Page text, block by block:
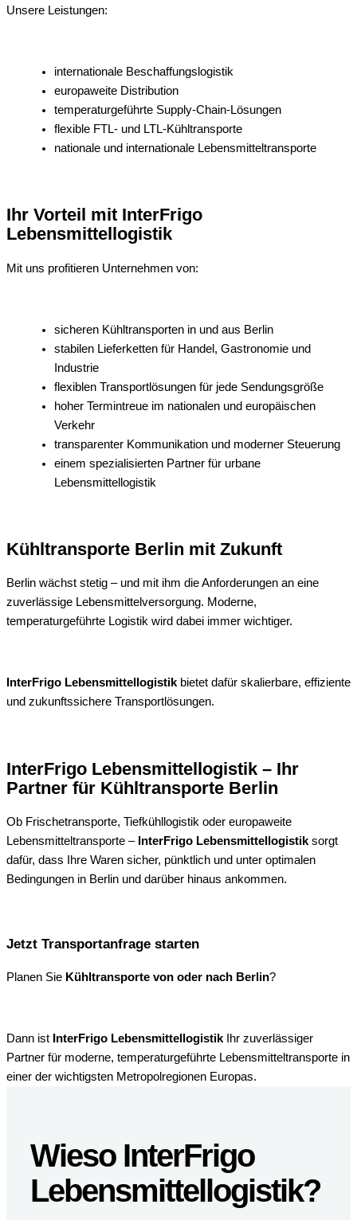
Unsere Leistungen:
internationale Beschaffungslogistik
europaweite Distribution
temperaturgeführte Supply-Chain-Lösungen
flexible FTL- und LTL-Kühltransporte
nationale und internationale Lebensmitteltransporte
Ihr Vorteil mit InterFrigo
Lebensmittellogistik
Mit uns profitieren Unternehmen von:
sicheren Kühltransporten in und aus Berlin
stabilen Lieferketten für Handel, Gastronomie und
Industrie
flexiblen Transportlösungen für jede Sendungsgröße
hoher Termintreue im nationalen und europäischen
Verkehr
transparenter Kommunikation und moderner Steuerung
einem spezialisierten Partner für urbane
Lebensmittellogistik
Kühltransporte Berlin mit Zukunft
Berlin wächst stetig – und mit ihm die Anforderungen an eine
zuverlässige Lebensmittelversorgung. Moderne,
temperaturgeführte Logistik wird dabei immer wichtiger.
InterFrigo Lebensmittellogistikbietet dafür skalierbare, effiziente
und zukunftssichere Transportlösungen.
InterFrigo Lebensmittellogistik – Ihr
Partner für Kühltransporte Berlin
Ob Frischetransporte, Tiefkühllogistik oder europaweite
Lebensmitteltransporte – InterFrigo Lebensmittellogistik sorgt
dafür, dass Ihre Waren sicher, pünktlich und unter optimalen
Bedingungen in Berlin und darüber hinaus ankommen.
Jetzt Transportanfrage starten
Planen Sie Kühltransporte von oder nach Berlin?
Dann ist InterFrigo LebensmittellogistikIhr zuverlässiger
Partner für moderne, temperaturgeführte Lebensmitteltransporte in
einer der wichtigsten Metropolregionen Europas.
Wieso InterFrigo
Lebensmittellogistik?